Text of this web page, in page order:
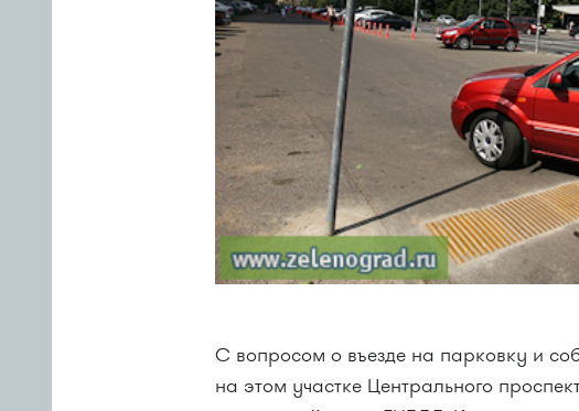
С вопросом о въезде на парковку и
на этом участке Центрального